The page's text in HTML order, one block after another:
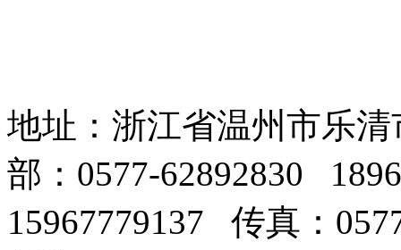
地址：浙江省温州市乐
部：0577-62892830
15967779137 传真：